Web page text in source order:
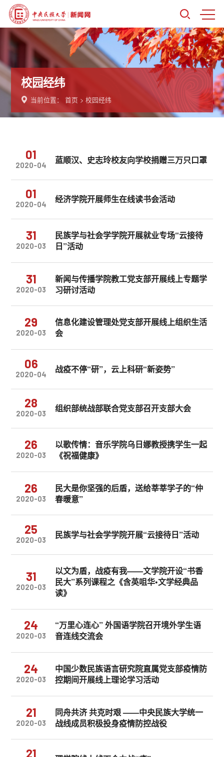
校园经纬
当前位置：首页 >校园经纬
01
2020-04 蓝顺汉、史志玲校友向学校捐赠三万只口罩
01
2020-04 经济学院开展师生在线读书会活动
31
2020-03
民族学与社会学学院开展就业专场“云接待
日”活动
31
2020-03
新闻与传播学院教工党支部开展线上专题学
习研讨活动
29
2020-03
信息化建设管理处党支部开展线上组织生活
会
06
2020-04 战疫不停“研”，云上科研“新姿势”
28
2020-03 组织部统战部联合党支部召开支部大会
26
2020-03
以歌传情：音乐学院乌日娜教授携学生一起
《祝福健康》
26
2020-03
民大是你坚强的后盾，送给莘莘学子的“仲
春暖意”
25
2020-03 民族学与社会学学院开展“云接待日”活动
31
2020-03
以文为盾，战疫有我——文学院开设“书香
民大”系列课程之《含英咀华•文学经典品
读》
24
2020-03
“万里心连心” 外国语学院召开境外学生语
音连线交流会
24
2020-03
中国少数民族语言研究院直属党支部疫情防
控期间开展线上理论学习活动
21
2020-03
同舟共济 共克时艰 ——中央民族大学统一
战线成员积极投身疫情防控战役
21